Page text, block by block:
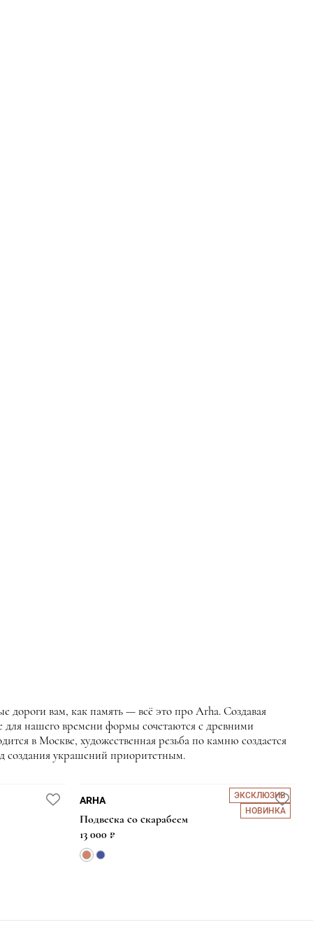
дороги вам, как память — всё это про Arha. Создавая
нашего времени формы сочетаются с древними
в Москве, художественная резьба по камню создается
создания украшений приоритетным.
ЭКСКЛЮЗИВ
НОВИНКА
ARHA
Подвеска со скарабеем
13 000 ₽